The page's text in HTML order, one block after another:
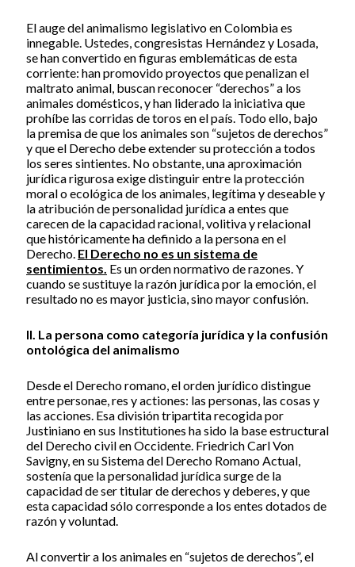
El auge del animalismo legislativo en Colombia es
innegable. Ustedes, congresistas Hernández y Losada,
se han convertido en figuras emblemáticas de esta
corriente: han promovido proyectos que penalizan el
maltrato animal, buscan reconocer “derechos” a los
animales domésticos, y han liderado la iniciativa que
prohíbe las corridas de toros en el país. Todo ello, bajo
la premisa de que los animales son “sujetos de derechos”
y que el Derecho debe extender su protección a todos
los seres sintientes. No obstante, una aproximación
jurídica rigurosa exige distinguir entre la protección
moral o ecológica de los animales, legítima y deseable y
la atribución de personalidad jurídica a entes que
carecen de la capacidad racional, volitiva y relacional
que históricamente ha definido a la persona en el
Derecho. El Derecho no es un sistema de
sentimientos. Es un orden normativo de razones. Y
cuando se sustituye la razón jurídica por la emoción, el
resultado no es mayor justicia, sino mayor confusión.
II. La persona como categoría jurídica y la confusión
ontológica del animalismo
Desde el Derecho romano, el orden jurídico distingue
entre personae, res y actiones: las personas, las cosas y
las acciones. Esa división tripartita recogida por
Justiniano en sus Institutiones ha sido la base estructural
del Derecho civil en Occidente. Friedrich Carl Von
Savigny, en su Sistema del Derecho Romano Actual,
sostenía que la personalidad jurídica surge de la
capacidad de ser titular de derechos y deberes, y que
esta capacidad sólo corresponde a los entes dotados de
razón y voluntad.
Al convertir a los animales en “sujetos de derechos”, el